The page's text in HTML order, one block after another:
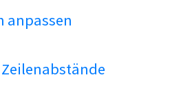
anpassen